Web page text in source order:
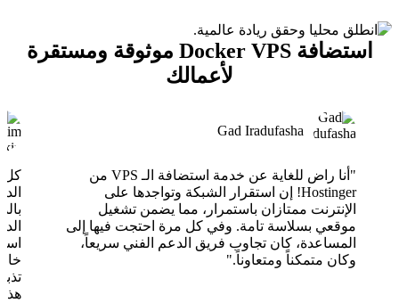
استضافة Docker VPS موثوقة ومستقرة
لأعمالك
Gad Iradufasha
"أنا راض للغاية عن خدمة استضافة الـ VPS من
Hostinger! إن استقرار الشبكة وتواجدها على
الإنترنت ممتازان باستمرار، مما يضمن تشغيل
موقعي بسلاسة تامة. وفي كل مرة احتجت فيها إلى
المساعدة، كان تجاوب فريق الدعم الفني سريعاً،
وكان متمكناً ومتعاوناً."
هذا